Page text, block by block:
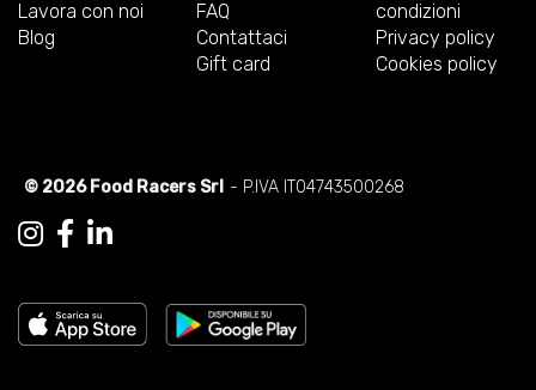
Lavora con noi
Blog
FAQ
Contattaci
Gift card
condizioni
Privacy policy
Cookies policy
© 2026 Food Racers Srl - P.IVA IT04743500268